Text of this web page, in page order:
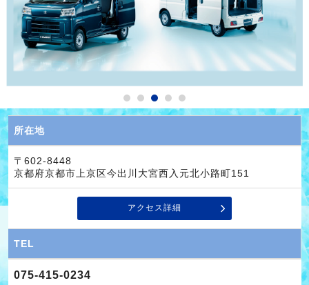
所在地
〒602-8448
京都府京都市上京区今出川大宮西入元北小路町151
アクセス詳細
TEL
075-415-0234